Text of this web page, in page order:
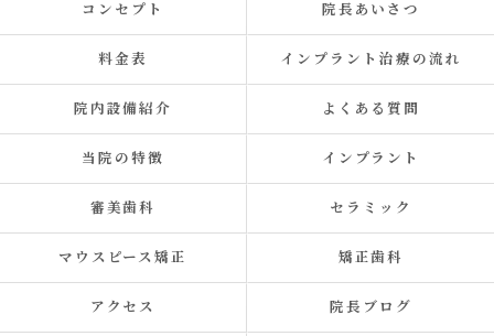
コンセプト 院長あいさつ
料金表 インプラント治療の流れ
院内設備紹介 よくある質問
当院の特徴 インプラント
審美歯科 セラミック
マウスピース矯正 矯正歯科
アクセス 院長ブログ